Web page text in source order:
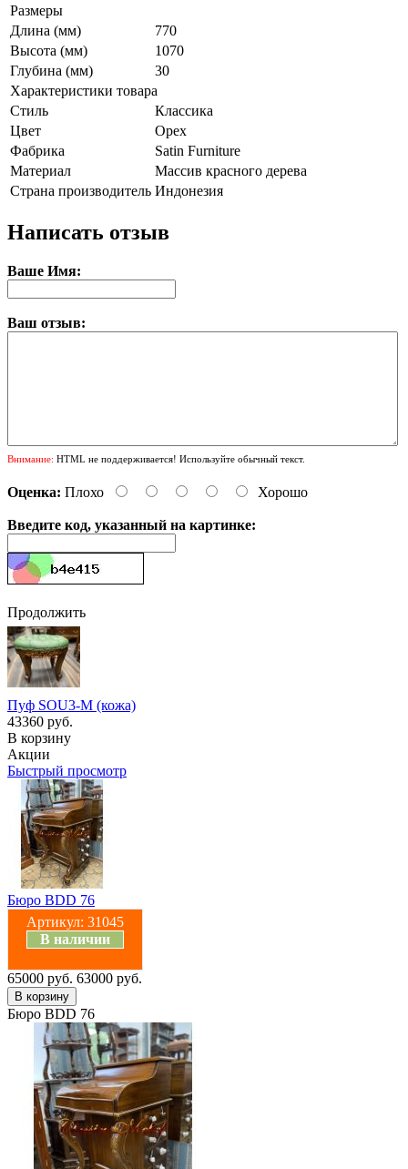
Размеры
Длина (мм)
770
Высота (мм)
1070
Глубина (мм)
30
Характеристики товара
Стиль
Классика
Цвет
Орех
Фабрика
Satin Furniture
Материал
Массив красного дерева
Страна производитель Индонезия
Написать отзыв
Ваше Имя:
Ваш отзыв:
Внимание: HTML не поддерживается! Используйте обычный текст.
Оценка: Плохо Хорошо
Введите код, указанный на картинке:
Продолжить
Пуф SOU3-M (кожа)
43360 руб.
В корзину
Акции
Быстрый просмотр
Бюро BDD 76
Артикул: 31045
В наличии
65000 руб. 63000 руб.
Бюро BDD 76